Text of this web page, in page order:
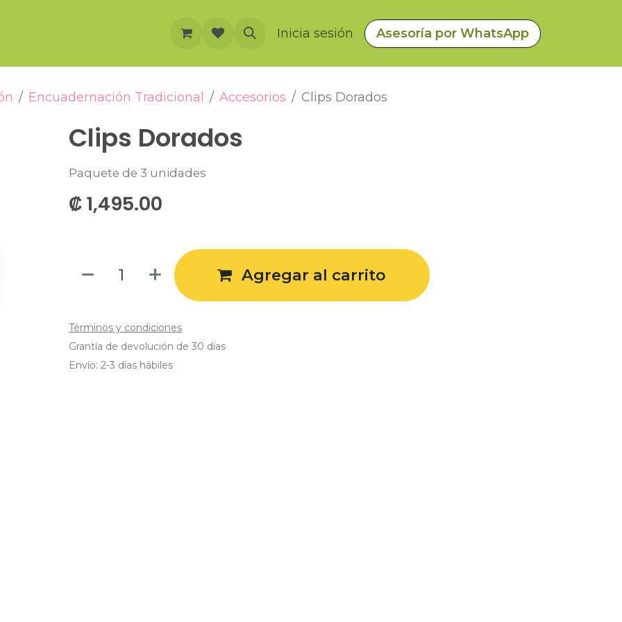
Eventos Inicia sesión Asesoría por WhatsApp
Encuadernación Tradicional Accesorios Clips Dorados
Clips Dorados
Paquete de 3 unidades
₡1,495.00
Agregar al carrito
Términos y condiciones
Grantía de devolución de 30 días
Envío: 2-3 días hábiles